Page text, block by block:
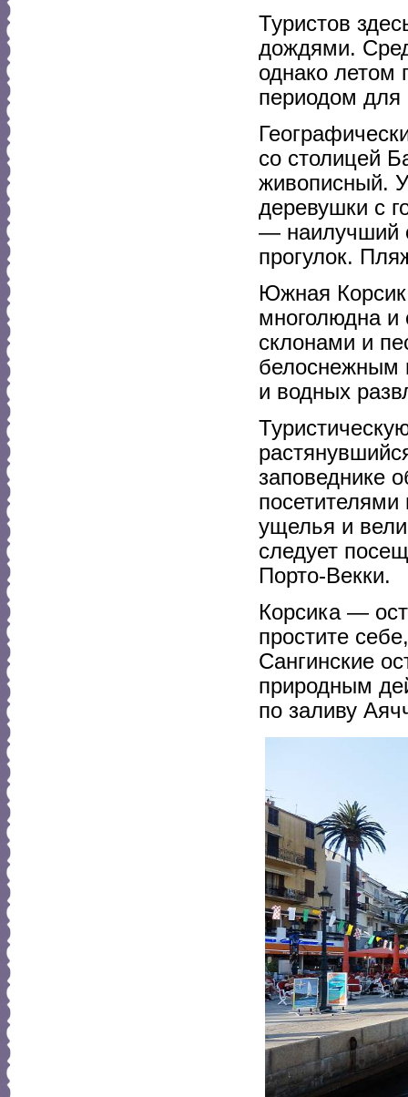
Туристов
дождями.
однако
периодом для
со столицей
живописный.
деревушки с
— наилучший
прогулок.
Южная
многолюдна и
склонами и
белоснежным
и водных
заповеднике
ущелья и
следует
Порто-Векки.
Корсика —
простите
Сангинские
природным
по заливу